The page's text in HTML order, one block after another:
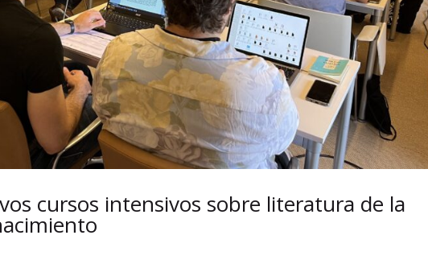
cursos intensivos sobre literatura de la